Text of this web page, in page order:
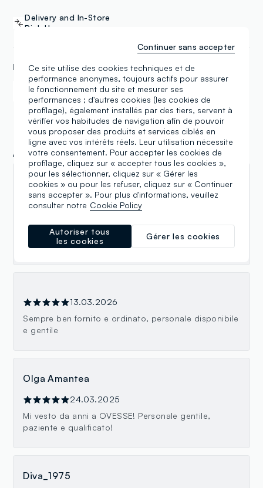
Delivery and In-Store
Pick-Up
MÉTHODES DE PAYEMENT
Samsung Pay Apple Pay
Avis
Valentina
13.05.2026
accuratamente e con estrema simpatia. Ha reso
tutto un piacere
13.03.2026
Sempre ben fornito e ordinato, personale disponibile
e gentile
Olga Amantea
24.03.2025
Mi vesto da anni a OVESSE! Personale gentile,
paziente e qualificato!
Diva_1975
Ce site utilise des cookies techniques et de
performance anonymes, toujours actifs pour assurer
le fonctionnement du site et mesurer ses
performances ; d'autres cookies (les cookies de
profilage), également installés par des tiers, servent à
vérifier vos habitudes de navigation afin de pouvoir
vous proposer des produits et services ciblés en
ligne avec vos intérêts réels. Leur utilisation nécessite
votre consentement. Pour accepter les cookies de
profilage, cliquez sur « accepter tous les cookies »,
pour les sélectionner, cliquez sur « Gérer les
cookies » ou pour les refuser, cliquez sur « Continuer
sans accepter ». Pour plus d'informations, veuillez
consulter notre Cookie Policy
Gérer les cookies
Autoriser tous
les cookies
Continuer sans accepter